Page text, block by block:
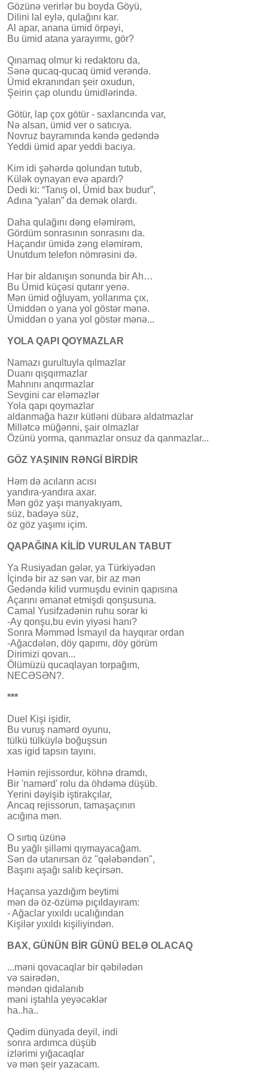
Gözü­nə verirlər bu boyda Göyü,
Dilini lal eylə, qulağını kar.
Al apar, anana ümid örpəyi,
Bu ümid atan­a yarayırmı, gör?
Qınamaq olmur ki redaktoru da,
Sənə qucaq-qucaq ümid verəndə.
Ümid ekranından şeir oxudun,
Şeirin çap olundu ümidlərində.
Götür, lap çox götür - saxlan­cında var,
Nə alsan, ümid ver o satıcıya.
Novruz bayramında kəndə gedəndə
Yeddi ümid apar yeddi bacıya.
Kim idi şəhərdə qolundan tutub,
Külək oynayan evə apardı?
Dedi ki: “Tanış ol, Ümid bax budur”,
Adına “yalan” da demək olardı.
Daha qulağını dəng eləmirəm,
Gördüm sonrasının sonrasını da.
Haçandır ümidə zəng eləmirəm,
Unutdum telefon nömrəsini də.
Hər bir aldanışın sonunda bir Ah…
Bu Ümid küçəsi qutarır yenə.
Mən ümid oğluyam, yollarıma çıx,
Ümiddən o yana yol göstər mənə.
Ümiddən o yana yol göstər mənə...
YOLA QAPI QOYMAZLAR
Namazı gurultuyla qılmazlar
Duanı qışqırmazlar
Mahnını anqırmazlar
Sevgini car eləməzlər
Yola qapı qoymazlar
aldanmağa hazır kütləni dübarə aldatmazlar
Millətcə müğənni, şair olmazlar
Özünü yorma, qanmazlar onsuz da qanmazlar...
GÖZ YAŞININ RƏNGİ BİRDİR
Həm də acıların acısı
yandıra-yandıra axar.
Mən göz yaşı manyakıyam,
süz, badəyə süz,
öz göz yaşımı içim.
QAPAĞINA KİLİD VURULAN TABUT
Ya Rusiyadan gələr, ya Türkiyədən
İçində bir az sən var, bir az mən
Gedəndə kilid vurmuşdu evinin qapısına
Açarını əmanət etmişdi qonşusuna.
Camal Yusifzadənin ruhu sorar ki
-Ay qonşu,bu evin yiyəsi hanı?
Sonra Məmməd İsmayıl da hayqırar ordan
-Ağacdələn, döy qapımı, döy görüm
Dirimizi qovan...
Ölümüzü qucaqlayan torpağım,
NECƏSƏN?.
***
Duel Kişi işidir,
Bu vuruş namərd oyunu,
tülkü tülküylə boğuşsun
xas igid tapsın tayını.
​Həmin rejissordur, köhnə dramdı,
Bir 'namərd' rolu da öhdəmə düşüb.
Yerini dəyişib iştirakçılar,
Ancaq rejissorun, tamaşaçının
acığına mən.
O sırtıq üzünə
Bu yağlı şilləmi qıymayacağam.
​Sən də utanırsan öz "qələbəndən",
Başını aşağı salıb keçirsən.
Haçansa yazdığım beytimi
mən də öz-özümə pıçıldayıram:
- Ağaclar yıxıldı ucalığından
Kişilər yıxıldı kişiliyindən.
BAX, GÜNÜN BİR GÜNÜ BELƏ OLACAQ
...məni qovacaqlar bir qəbilədən
və sairədən,
məndən qidalanıb
məni iştahla yeyəcəklər
ha..ha..
Qədim dünyada deyil, indi
sonra ardımca düşüb
izlərimi yığacaqlar
və mən şeir yazacam.